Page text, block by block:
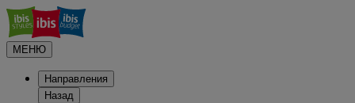
МЕНЮ
Направления
Назад